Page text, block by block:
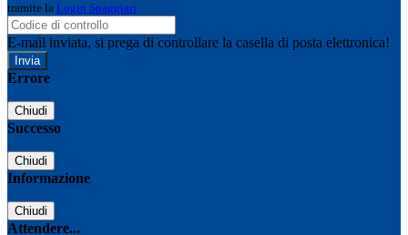
tramite la Login Spaggiari
E-mail inviata, si prega di controllare la casella di posta elettronica!
Errore
Chiudi
Successo
Chiudi
Informazione
Chiudi
Attendere...